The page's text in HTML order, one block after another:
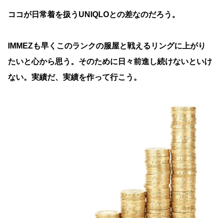
ココが日常着を扱うUNIQLOとの差なのだろう。
IMMEZも早くこのランクの服屋と戦えるリングに上がり
たいと心から思う。そのために日々前進し続けないといけ
ない。実績だ、実績を作って行こう。